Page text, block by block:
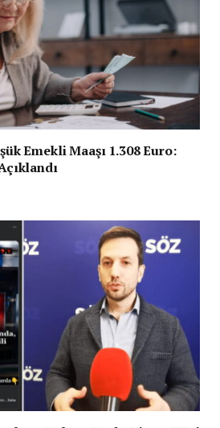
Emekli Maaşı 1.308 Euro: